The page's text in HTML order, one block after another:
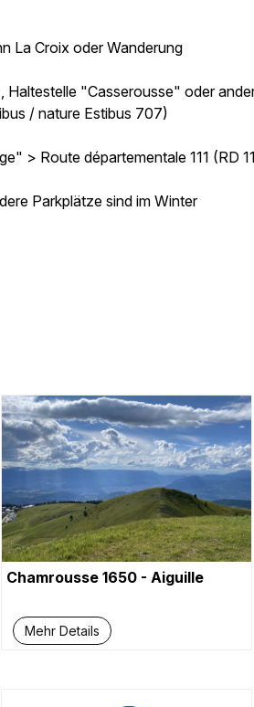
La Croix oder Wanderung
Haltestelle "Casserousse" oder
/ nature Estibus 707)
> Route départementale 111 (RD
Parkplätze sind im Winter
Chamrousse 1650 - Aiguille
Mehr Details